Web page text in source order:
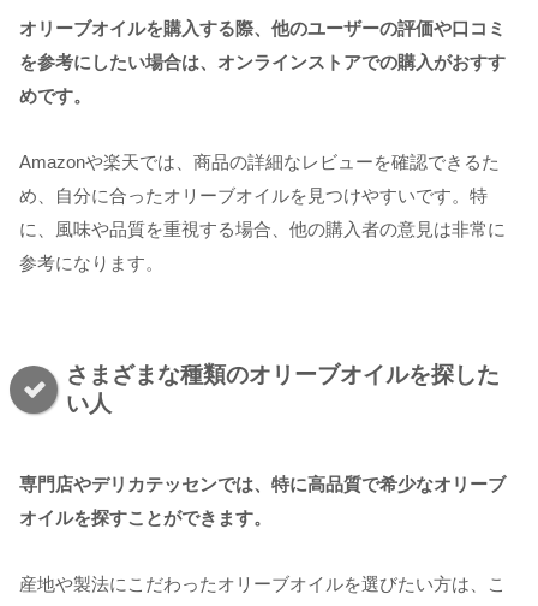
オリーブオイルを購入する際、他のユーザーの評価や口コミ
を参考にしたい場合は、オンラインストアでの購入がおすす
めです。
Amazonや楽天では、商品の詳細なレビューを確認できるた
め、自分に合ったオリーブオイルを見つけやすいです。特
に、風味や品質を重視する場合、他の購入者の意見は非常に
参考になります。
さまざまな種類のオリーブオイルを探した
い人
専門店やデリカテッセンでは、特に高品質で希少なオリーブ
オイルを探すことができます。
産地や製法にこだわったオリーブオイルを選びたい方は、こ